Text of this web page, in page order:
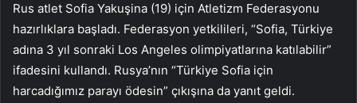
Rus atlet Sofia Yakuşina (19) için Atletizm Federasyonu
hazırlıklara başladı. Federasyon yetkilileri, “Sofia, Türkiye
adına 3 yıl sonraki Los Angeles olimpiyatlarına katılabilir”
ifadesini kullandı. Rusya’nın “Türkiye Sofia için
harcadığımız parayı ödesin” çıkışına da yanıt geldi.